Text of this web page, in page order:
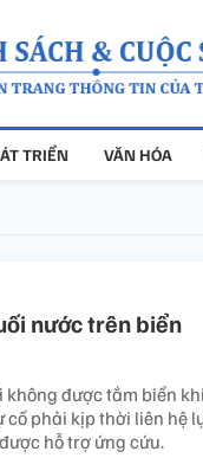
TRIỂN VĂN HÓA
nước trên biển
được tắm biển
cố phải kịp thời liên hệ
hỗ trợ ứng cứu.